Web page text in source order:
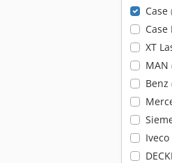
Case
Case
XT
MAN
Benz
Iveco